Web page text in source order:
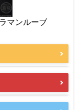
マンルーブ